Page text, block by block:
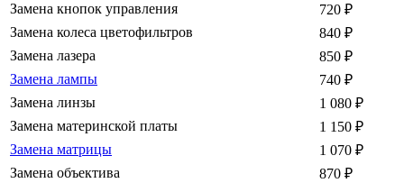
Замена кнопок управления
720 ₽
Замена колеса цветофильтров
840 ₽
Замена лазера
850 ₽
Замена лампы
740 ₽
Замена линзы
1 080 ₽
Замена материнской платы
1 150 ₽
Замена матрицы
1 070 ₽
Замена объектива
870 ₽